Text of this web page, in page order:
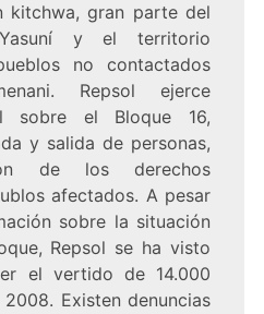
kitchwa, gran parte del
y el territorio
no contactados
Repsol ejerce
sobre el Bloque 16,
y salida de personas,
de los derechos
afectados. A pesar
sobre la situación
Repsol se ha visto
el vertido de 14.000
Existen denuncias